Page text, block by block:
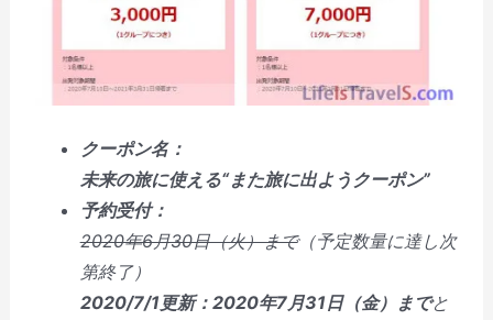
クーポン名：
未来の旅に使える“また旅に出ようクーポン”
予約受付：
2020年6月30日（火）まで（予定数量に達し次
第終了）
2020/7/1更新：2020年7月31日（金）までと